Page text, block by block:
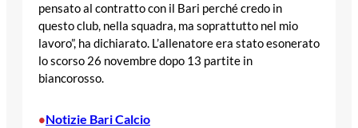
pensato al contratto con il Bari perché credo in
questo club, nella squadra, ma soprattutto nel mio
lavoro”, ha dichiarato. L’allenatore era stato esonerato
lo scorso 26 novembre dopo 13 partite in
biancorosso.
•Notizie Bari Calcio